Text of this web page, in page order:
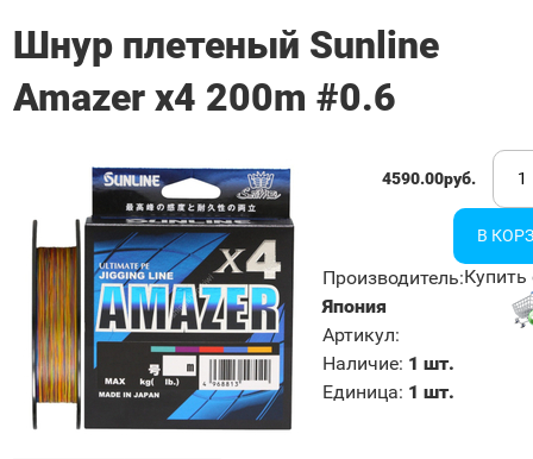
Шнур плетеный Sunline
Amazer x4 200m #0.6
4590.00руб.
Производитель:
Япония
Артикул:
Наличие: 1 шт.
Единица: 1 шт.
Купить